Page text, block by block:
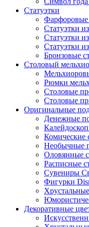
Статуэтки
Фарфоровые
Статуэтки
Статуэтки
Статуэтки
Бронзовые
Столовый
Рюмки
Столовые
Столовые
Оригинальные
Денежные
Комические
Необычные
Оловянные
Расписные
Сувениры
Фигурки
Декоративные